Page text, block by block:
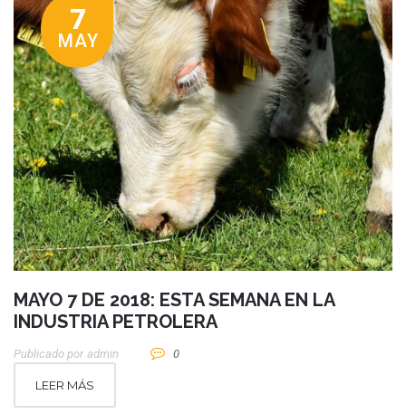
7
MAY
MAYO 7 DE 2018: ESTA SEMANA EN LA
INDUSTRIA PETROLERA
Publicado por Admin 0
LEER MÁS